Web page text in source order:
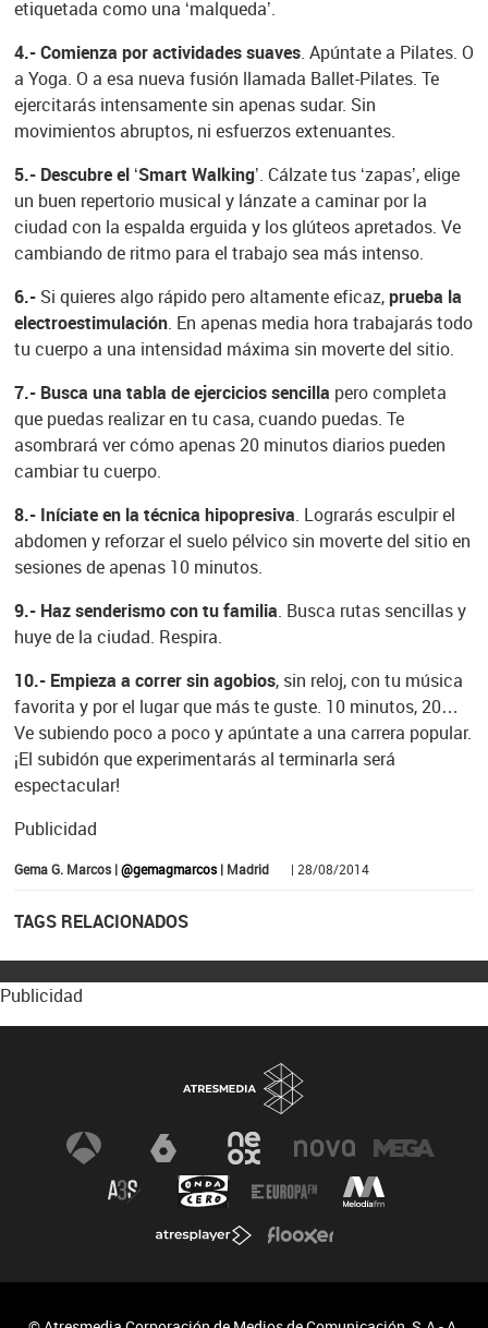
etiquetada como una ‘malqueda’.
4.- Comienza por actividades suaves. Apúntate a Pilates. O
a Yoga. O a esa nueva fusión llamada Ballet-Pilates. Te
ejercitarás intensamente sin apenas sudar. Sin
movimientos abruptos, ni esfuerzos extenuantes.
5.- Descubre el ‘Smart Walking’. Cálzate tus ‘zapas’, elige
un buen repertorio musical y lánzate a caminar por la
ciudad con la espalda erguida y los glúteos apretados. Ve
cambiando de ritmo para el trabajo sea más intenso.
6.-Si quieres algo rápido pero altamente eficaz,prueba la
electroestimulación. En apenas media hora trabajarás todo
tu cuerpo a una intensidad máxima sin moverte del sitio.
7.- Busca una tabla de ejercicios sencilla pero completa
que puedas realizar en tu casa, cuando puedas. Te
asombrará ver cómo apenas 20 minutos diarios pueden
cambiar tu cuerpo.
8.- Iníciate en la técnica hipopresiva. Lograrás esculpir el
abdomen y reforzar el suelo pélvico sin moverte del sitio en
sesiones de apenas 10 minutos.
9.- Haz senderismo con tu familia. Busca rutas sencillas y
huye de la ciudad. Respira.
10.- Empieza a correr sin agobios, sin reloj, con tu música
favorita y por el lugar que más te guste. 10 minutos, 20…
Ve subiendo poco a poco y apúntate a una carrera popular.
¡El subidón que experimentarás al terminarla será
espectacular!
Publicidad
Gema G. Marcos |@gemagmarcos| Madrid | 28/08/2014
TAGS RELACIONADOS
Publicidad